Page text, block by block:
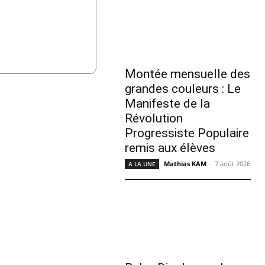
Montée mensuelle des
grandes couleurs : Le
Manifeste de la
Révolution
Progressiste Populaire
remis aux élèves
A LA UNE Mathias KAM - 7 août 2026